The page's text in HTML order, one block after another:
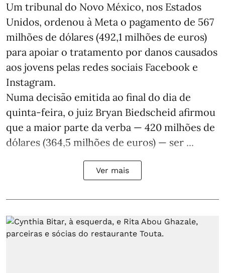
Um tribunal do Novo México, nos Estados
Unidos, ordenou à Meta o pagamento de 567
milhões de dólares (492,1 milhões de euros)
para apoiar o tratamento por danos causados
aos jovens pelas redes sociais Facebook e
Instagram.
Numa decisão emitida ao final do dia de
quinta-feira, o juiz Bryan Biedscheid afirmou
que a maior parte da verba — 420 milhões de
dólares (364,5 milhões de euros) — ser ...
Ver mais